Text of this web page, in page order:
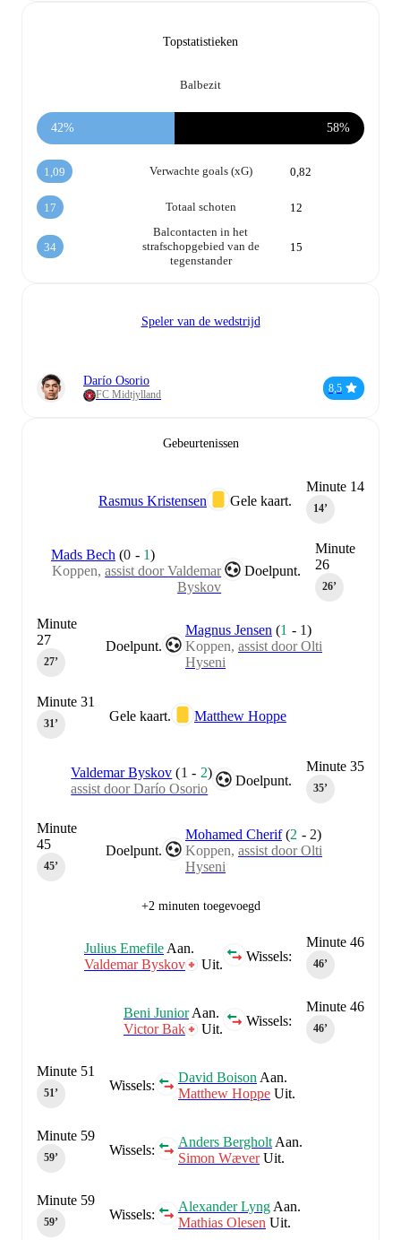
Topstatistieken
Balbezit
42% 58%
Verwachte goals (xG)
1,09 0,82
Totaal schoten
17
12
Balcontacten in het
strafschopgebied van de
tegenstander
34 15
Speler van de wedstrijd
Darío Osorio
FC Midtjylland
8,5
Gebeurtenissen
Minute 14
14‎’‎
Gele kaart.
Rasmus Kristensen
Minute
26
26‎’‎
Doelpunt.
Mads Bech (0 - 1)
Koppen,assist door Valdemar
Byskov
Doelpunt.
Magnus Jensen (1 - 1)
Koppen, assist door Olti
Hyseni
Minute
27
27‎’‎
Gele kaart. Matthew Hoppe
Minute 31
31‎’‎
Minute 35
35‎’‎
Doelpunt.
Valdemar Byskov (1 - 2)
assist door Darío Osorio
Doelpunt.
Mohamed Cherif (2 - 2)
Koppen, assist door Olti
Hyseni
Minute
45
45‎’‎
+2 minuten toegevoegd
Minute 46
46‎’‎
Wissels:
Julius Emefile Aan.
Valdemar Byskov
Uit.
Minute 46
46‎’‎
Wissels:
Beni JuniorAan.
Victor Bak
Uit.
Wissels:
David Boison Aan.
Matthew Hoppe Uit.
Minute 51
51‎’‎
Wissels:
Anders Bergholt Aan.
Simon WæverUit.
Minute 59
59‎’‎
Wissels:
Alexander Lyng Aan.
Mathias Olesen Uit.
Minute 59
59‎’‎